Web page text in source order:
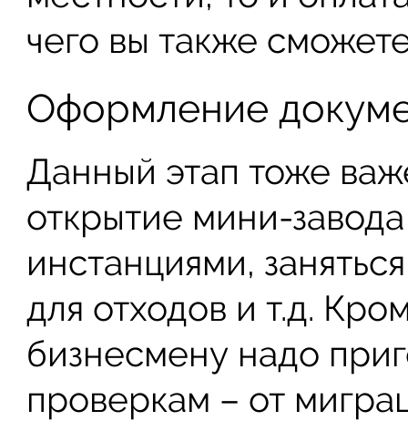
чего вы также
Оформление
Данный этап тоже
открытие мини-
инстанциями,
для отходов и т.д.
бизнесмену надо
проверкам – от